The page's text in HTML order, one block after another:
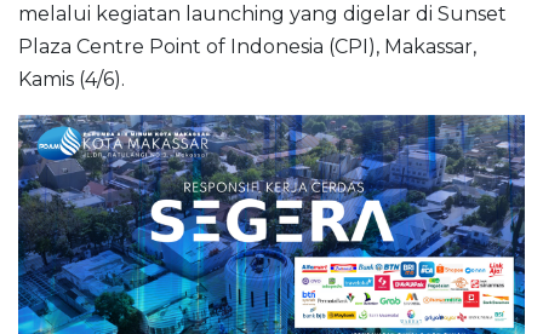
melalui kegiatan launching yang digelar di Sunset
Plaza Centre Point of Indonesia (CPI), Makassar,
Kamis (4/6).